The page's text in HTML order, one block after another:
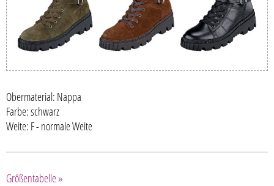
Obermaterial: Nappa
Farbe: schwarz
Weite: F - normale Weite
Größentabelle »